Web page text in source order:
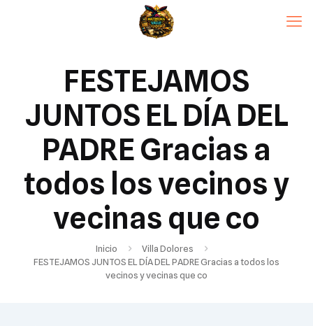
FESTEJAMOS
JUNTOS EL DÍA DEL
PADRE Gracias a
todos los vecinos y
vecinas que co
Inicio
Villa Dolores
FESTEJAMOS JUNTOS EL DÍA DEL PADRE Gracias a todos los
vecinos y vecinas que co